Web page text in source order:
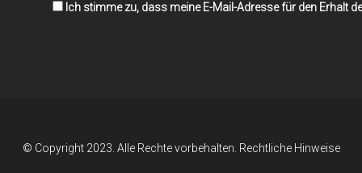
Ich stimme zu, dass meine E-Mail-Adresse für den Erhalt
© Copyright 2023. Alle Rechte vorbehalten. Rechtliche Hinweise